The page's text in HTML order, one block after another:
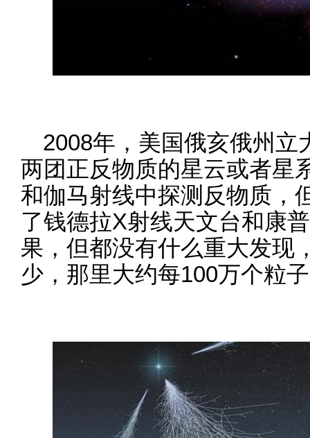
2008年，美国俄亥俄州立
两团正反物质的星云或者星
和伽马射线中探测反物质，
了钱德拉X射线天文台和康
果，但都没有什么重大发现
少，那里大约每100万个粒